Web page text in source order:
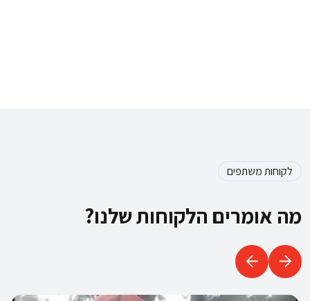
לקוחות משתפים
מה אומרים הלקוחות שלנו?